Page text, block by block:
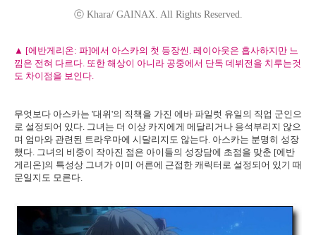
ⓒ Khara/ GAINAX. All Rights Reserved.
▲ [에반게리온: 파]에서 아스카의 첫 등장씬. 레이아웃은 흡사하지만 느
낌은 전혀 다르다. 또한 해상이 아니라 공중에서 단독 데뷔전을 치루는것
도 차이점을 보인다.
무엇보다 아스카는 '대위'의 직책을 가진 에바 파일럿 유일의 직업 군인으
로 설정되어 있다. 그녀는 더 이상 카지에게 메달리거나 응석부리지 않으
며 엄마와 관련된 트라우마에 시달리지도 않는다. 아스카는 분명히 성장
했다. 그녀의 비중이 작아진 점은 아이들의 성장담에 초점을 맞춘 [에반
게리온]의 특성상 그녀가 이미 어른에 근접한 캐릭터로 설정되어 있기 때
문일지도 모른다.